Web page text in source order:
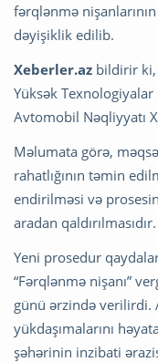
fərqlənmə
dəyişiklik edilib.
Xeberler.az bildirir ki,
Yüksək Texnologiyalar
Avtomobil Nəqliyyatı
Məlumata görə,
rahatlığının təmin
endirilməsi və
aradan qaldırılmasıdır.
Yeni prosedur
“Fərqlənmə nişanı”
günü ərzində verilirdi.
yükdaşımalarını
şəhərinin inzibati